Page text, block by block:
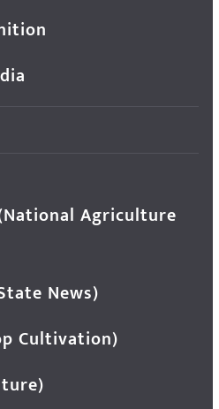
(National Agriculture
News)
Cultivation)